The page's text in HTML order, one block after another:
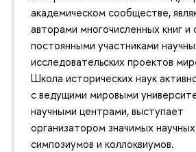
академическом сообществе,
авторами многочисленных книг и
постоянными участниками
исследовательских проектов
Школа исторических наук
с ведущими мировыми
научными центрами, выступает
организатором значимых
симпозиумов и коллоквиумов.